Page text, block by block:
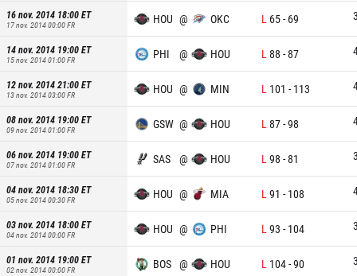
16 nov. 2014 18:00ET
17 nov. 2014 00:00FR HOU @ OKC L 65- 69
14 nov. 2014 19:00ET
15 nov. 2014 01:00FR PHI @ HOU L 88 -87
12 nov. 2014 21:00ET
13 nov. 2014 03:00FR HOU @ MIN L 101 - 113
08 nov. 2014 19:00ET
09 nov. 2014 01:00FR GSW @ HOU L 87-98
06 nov. 2014 19:00ET
07 nov. 2014 01:00FR SAS @ HOU L 98 -81
04 nov. 2014 18:30ET
05 nov. 2014 00:30FR HOU @ MIA L 91 - 108
03 nov. 2014 18:00ET
04 nov. 2014 00:00FR HOU @ PHI L 93 - 104
01 nov. 2014 19:00ET
02 nov. 2014 00:00FR BOS @ HOU L 104-90